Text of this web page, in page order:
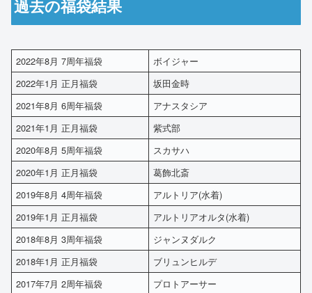
過去の福袋結果
2022年8月 7周年福袋
ボイジャー
2022年1月 正月福袋
坂田金時
2021年8月 6周年福袋
アナスタシア
2021年1月 正月福袋
紫式部
2020年8月 5周年福袋
スカサハ
2020年1月 正月福袋
葛飾北斎
2019年8月 4周年福袋
アルトリア(水着)
2019年1月 正月福袋
アルトリアオルタ(水着)
2018年8月 3周年福袋
ジャンヌダルク
2018年1月 正月福袋
ブリュンヒルデ
2017年7月 2周年福袋
プロトアーサー